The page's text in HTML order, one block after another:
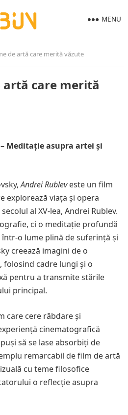
MENU
de artă care merită văzute
artă care merită
Meditație asupra artei și
Andrei Rubleveste un film
explorează viața și opera
al XV-lea, Andrei Rublev.
ci o meditație profundă
o lume plină de suferință și
creează imagini de o
cadre lungi și o
pentru a transmite stările
principal.
care cere răbdare și
cinematografică
să se lase absorbiți de
remarcabil de film de artă
cu teme filosofice
o reflecție asupra